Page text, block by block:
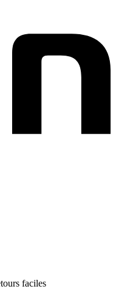
faciles